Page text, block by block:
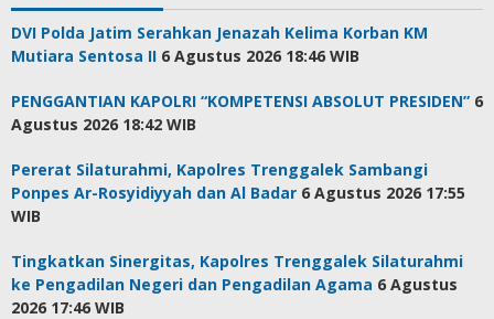
DVI Polda Jatim Serahkan Jenazah Kelima Korban KM
Mutiara Sentosa II 6 Agustus 2026 18:46 WIB
PENGGANTIAN KAPOLRI “KOMPETENSI ABSOLUT PRESIDEN” 6
Agustus 2026 18:42 WIB
Pererat Silaturahmi, Kapolres Trenggalek Sambangi
Ponpes Ar-Rosyidiyyah dan Al Badar 6 Agustus 2026 17:55
WIB
Tingkatkan Sinergitas, Kapolres Trenggalek Silaturahmi
ke Pengadilan Negeri dan Pengadilan Agama 6 Agustus
2026 17:46 WIB